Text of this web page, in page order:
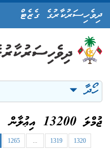
ދިވެހިސަރުކާރުގެ ގެޒެޓް
ހޯދާ
ޖުމްލަ 13200 އިޢުލާން
1265 ... 1319 1320